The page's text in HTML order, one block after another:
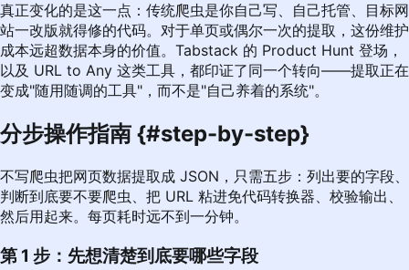
真正变化的是这一点：传统爬虫是你自己写、自己托管、目标网
站一改版就得修的代码。对于单页或偶尔一次的提取，这份维护
成本远超数据本身的价值。Tabstack 的 Product Hunt 登场，
以及 URL to Any 这类工具，都印证了同一个转向——提取正在
变成"随用随调的工具"，而不是"自己养着的系统"。
分步操作指南 {#step-by-step}
不写爬虫把网页数据提取成 JSON，只需五步：列出要的字段、
判断到底要不要爬虫、把 URL 粘进免代码转换器、校验输出、
然后用起来。每页耗时远不到一分钟。
第 1 步：先想清楚到底要哪些字段